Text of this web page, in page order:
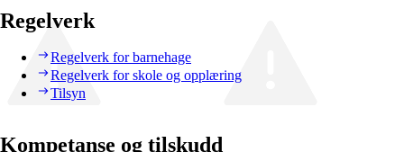
Regelverk
Regelverk for barnehage
Regelverk for skole og opplæring
Tilsyn
Kompetanse og tilskudd